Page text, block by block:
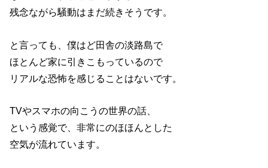
残念ながら騒動はまだ続きそうです。
と言っても、僕はど田舎の淡路島で
ほとんど家に引きこもっているので
リアルな恐怖を感じることはないです。
TVやスマホの向こうの世界の話、
という感覚で、非常にのほほんとした
空気が流れています。